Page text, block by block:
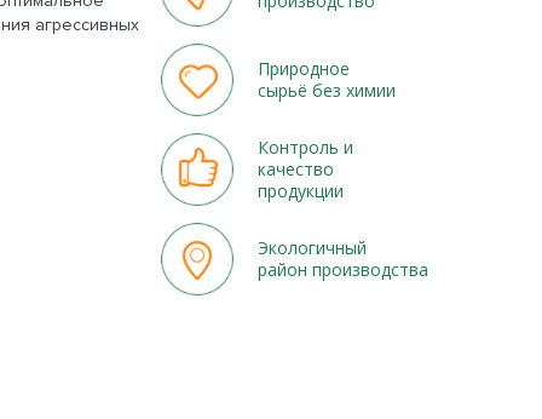
агрессивных
Природное
сырьё без химии
Контроль и
качество
продукции
Экологичный
район производства